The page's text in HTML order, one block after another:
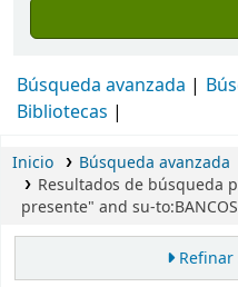
Búsqueda avanzada
Bibliotecas
Inicio
Búsqueda avanzada
Resultados de búsqueda
presente" and su-